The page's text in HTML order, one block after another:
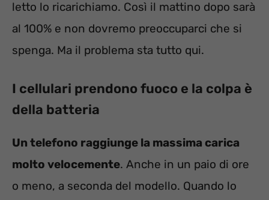
letto lo ricarichiamo. Così il mattino dopo sarà
al 100% e non dovremo preoccuparci che si
spenga. Ma il problema sta tutto qui.
I cellulari prendono fuoco e la colpa è
della batteria
Un telefono raggiunge la massima carica
molto velocemente. Anche in un paio di ore
o meno, a seconda del modello. Quando lo